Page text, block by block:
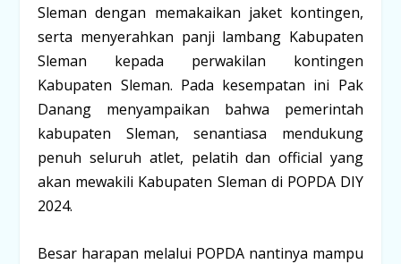
Sleman dengan memakaikan jaket kontingen,
serta menyerahkan panji lambang Kabupaten
Sleman kepada perwakilan kontingen
Kabupaten Sleman. Pada kesempatan ini Pak
Danang menyampaikan bahwa pemerintah
kabupaten Sleman, senantiasa mendukung
penuh seluruh atlet, pelatih dan official yang
akan mewakili Kabupaten Sleman di POPDA DIY
2024.
Besar harapan melalui POPDA nantinya mampu